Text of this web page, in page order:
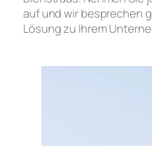
auf und wir besprechen
Lösung zu Ihrem